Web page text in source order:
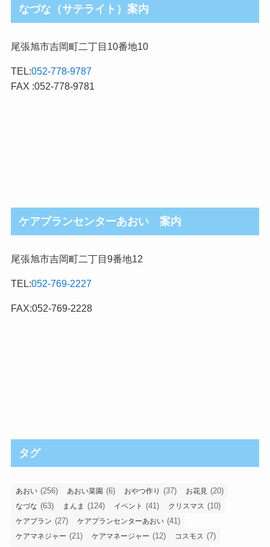
なづな（サテライト）案内
尾張旭市吉岡町二丁目10番地10
TEL:052-778-9787
FAX :052-778-9781
ケアプランセンターあおい 案内
尾張旭市吉岡町二丁目9番地12
TEL:052-769-2227
FAX:052-769-2228
タグ
あおい (256) あおい菜園 (6) おやつ作り (37) お花見 (20)
なづな (63) まんま (124) イベント (41) クリスマス (10)
ケアプラン (27) ケアプランセンターあおい (41)
ケアマネジャー (21) ケアマネージャー (12) コスモス (7)